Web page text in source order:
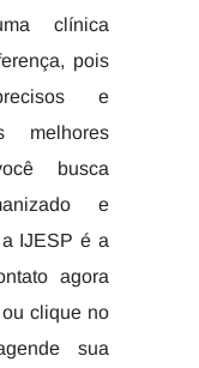
clínica
pois
e
melhores
busca
e
IJESP é a
agora
clique no
sua